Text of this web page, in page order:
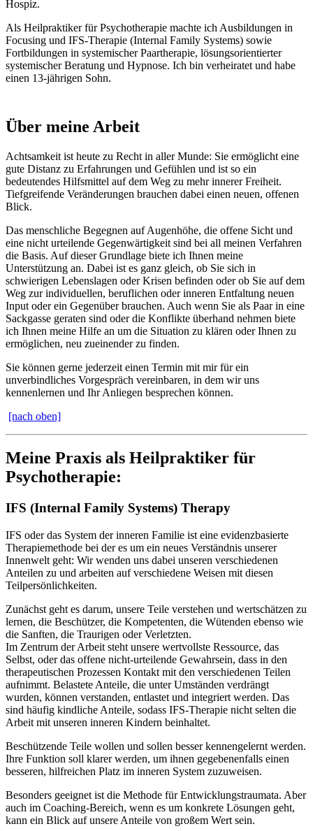
Hospiz.
Als Heilpraktiker für Psychotherapie machte ich Ausbildungen in
Focusing und IFS-Therapie (Internal Family Systems) sowie
Fortbildungen in systemischer Paartherapie, lösungsorientierter
systemischer Beratung und Hypnose. Ich bin verheiratet und habe
einen 13-jährigen Sohn.
Über meine Arbeit
Achtsamkeit ist heute zu Recht in aller Munde: Sie ermöglicht eine
gute Distanz zu Erfahrungen und Gefühlen und ist so ein
bedeutendes Hilfsmittel auf dem Weg zu mehr innerer Freiheit.
Tiefgreifende Veränderungen brauchen dabei einen neuen, offenen
Blick.
Das menschliche Begegnen auf Augenhöhe, die offene Sicht und
eine nicht urteilende Gegenwärtigkeit sind bei all meinen Verfahren
die Basis. Auf dieser Grundlage biete ich Ihnen meine
Unterstützung an. Dabei ist es ganz gleich, ob Sie sich in
schwierigen Lebenslagen oder Krisen befinden oder ob Sie auf dem
Weg zur individuellen, beruflichen oder inneren Entfaltung neuen
Input oder ein Gegenüber brauchen. Auch wenn Sie als Paar in eine
Sackgasse geraten sind oder die Konflikte überhand nehmen biete
ich Ihnen meine Hilfe an um die Situation zu klären oder Ihnen zu
ermöglichen, neu zueinender zu finden.
Sie können gerne jederzeit einen Termin mit mir für ein
unverbindliches Vorgespräch vereinbaren, in dem wir uns
kennenlernen und Ihr Anliegen besprechen können.
[nach oben]
Meine Praxis als Heilpraktiker für
Psychotherapie:
IFS (Internal Family Systems) Therapy
IFS oder das System der inneren Familie ist eine evidenzbasierte
Therapiemethode bei der es um ein neues Verständnis unserer
Innenwelt geht: Wir wenden uns dabei unseren verschiedenen
Anteilen zu und arbeiten auf verschiedene Weisen mit diesen
Teilpersönlichkeiten.
Zunächst geht es darum, unsere Teile verstehen und wertschätzen zu
lernen, die Beschützer, die Kompetenten, die Wütenden ebenso wie
die Sanften, die Traurigen oder Verletzten.
Im Zentrum der Arbeit steht unsere wertvollste Ressource, das
Selbst, oder das offene nicht-urteilende Gewahrsein, dass in den
therapeutischen Prozessen Kontakt mit den verschiedenen Teilen
aufnimmt. Belastete Anteile, die unter Umständen verdrängt
wurden, können verstanden, entlastet und integriert werden. Das
sind häufig kindliche Anteile, sodass IFS-Therapie nicht selten die
Arbeit mit unseren inneren Kindern beinhaltet.
Beschützende Teile wollen und sollen besser kennengelernt werden.
Ihre Funktion soll klarer werden, um ihnen gegebenenfalls einen
besseren, hilfreichen Platz im inneren System zuzuweisen.
Besonders geeignet ist die Methode für Entwicklungstraumata. Aber
auch im Coaching-Bereich, wenn es um konkrete Lösungen geht,
kann ein Blick auf unsere Anteile von großem Wert sein.